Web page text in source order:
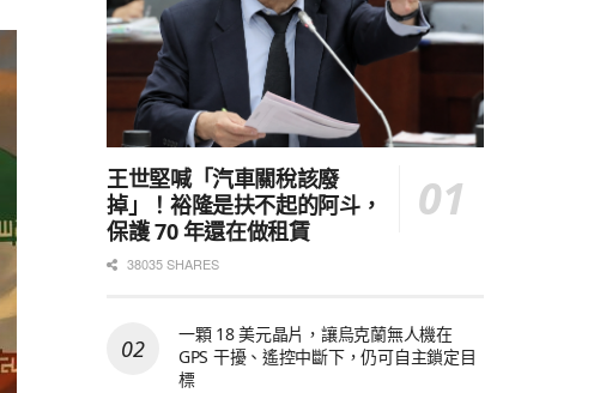
王世堅喊「汽車關稅該廢
掉」！裕隆是扶不起的阿斗，
保護 70 年還在做租賃
38035 SHARES
一顆 18 美元晶片，讓烏克蘭無人機在
GPS 干擾、遙控中斷下，仍可自主鎖定目
標